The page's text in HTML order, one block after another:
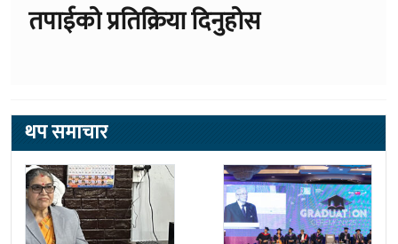
तपाईको प्रतिक्रिया दिनुहोस
थप समाचार